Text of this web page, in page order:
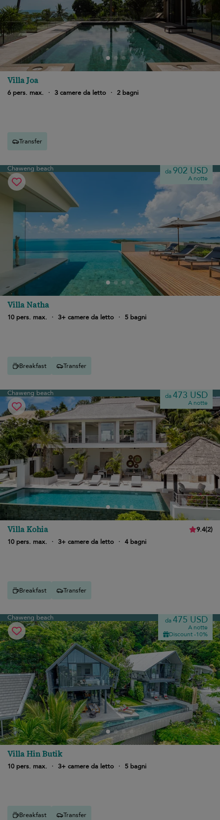
Villa Joa
6 pers. max. · 3 camere da letto · 2 bagni
Transfer
Chaweng beach da 902 USD
A notte
Villa Natha
10 pers. max. · 3+ camere da letto · 5 bagni
Breakfast Transfer
Chaweng beach da473 USD
A notte
Villa Kohia 9.4(2)
10 pers. max.
· 3+ camere da letto · 4 bagni
Breakfast Transfer
Chaweng beach da475 USD
A notte
Discount -10%
Villa Hin Butik
10 pers. max. · 3+ camere da letto · 5 bagni
Breakfast Transfer